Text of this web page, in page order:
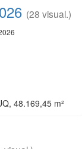
(28 visual.)
48.169,45 m²